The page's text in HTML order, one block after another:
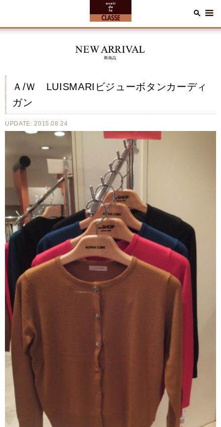
Ａ/Ｗ LUISMARIビジューボタンカーディ
ガン
UPDATE: 2015.08.24